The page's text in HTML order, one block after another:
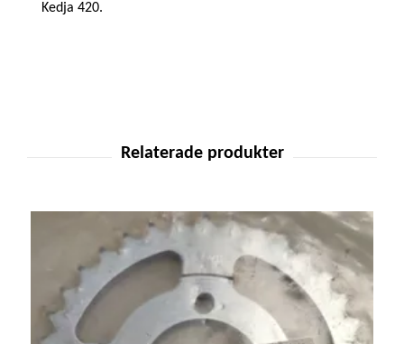
Kedja 420.